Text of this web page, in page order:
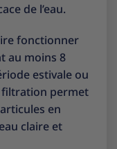
de l’eau.
fonctionner
au moins 8
estivale ou
filtration permet
en
claire et